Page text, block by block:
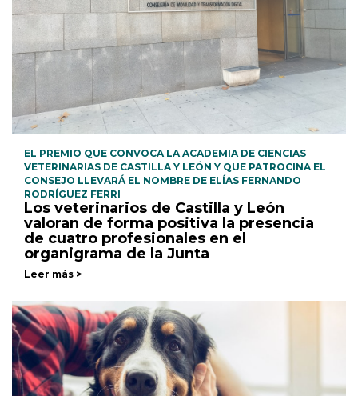
EL PREMIO QUE CONVOCA LA ACADEMIA DE CIENCIAS
VETERINARIAS DE CASTILLA Y LEÓN Y QUE PATROCINA EL
CONSEJO LLEVARÁ EL NOMBRE DE ELÍAS FERNANDO
RODRÍGUEZ FERRI
Los veterinarios de Castilla y León
valoran de forma positiva la presencia
de cuatro profesionales en el
organigrama de la Junta
Leer más >